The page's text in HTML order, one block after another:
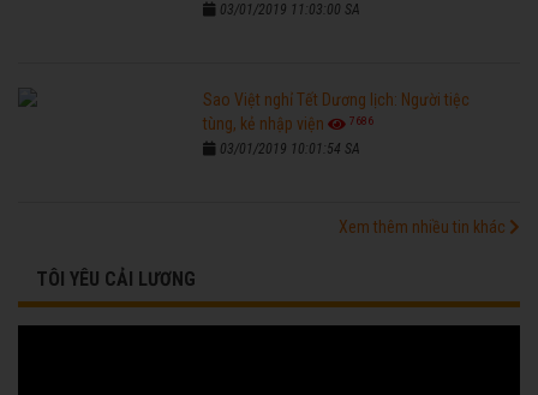
03/01/2019 11:03:00 SA
Sao Việt nghỉ Tết Dương lịch: Người tiệc
tùng, kẻ nhập viện
7686
03/01/2019 10:01:54 SA
Xem thêm nhiều tin khác
TÔI YÊU CẢI LƯƠNG